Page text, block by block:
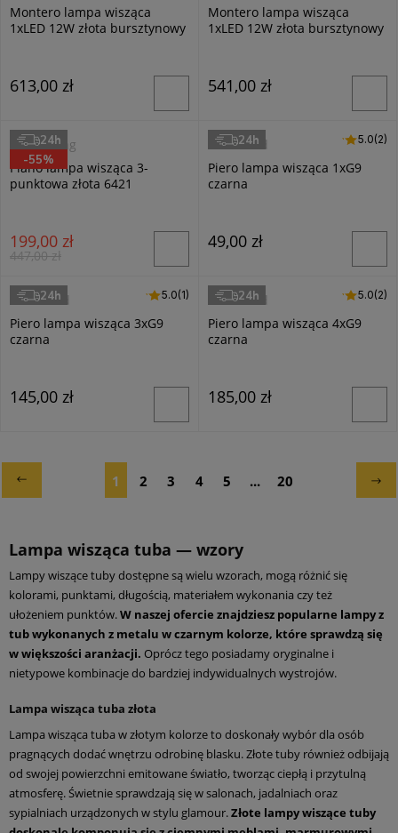
Montero lampa wisząca
1xLED 12W złota bursztynowy
613,00 zł
Montero lampa wisząca
1xLED 12W złota bursztynowy
541,00 zł
TK Lighting
Piano lampa wisząca 3-
punktowa złota 6421
199,00 zł
447,00 zł
24h
-55%
Masterled
Piero lampa wisząca 1xG9
czarna
5.0 (2)
5.0(2)
49,00 zł
24h
Masterled
Piero lampa wisząca 3xG9
czarna
5.0 (1)
5.0(1)
145,00 zł
24h
Masterled
Piero lampa wisząca 4xG9
czarna
5.0 (2)
5.0(2)
185,00 zł
24h
1 2 3 4 5 ... 20
Lampa wisząca tuba — wzory
Lampy wiszące tuby dostępne są wielu wzorach, mogą różnić się
kolorami, punktami, długością, materiałem wykonania czy też
ułożeniem punktów.W naszej ofercie znajdziesz popularne lampy z
tub wykonanych z metalu w czarnym kolorze, które sprawdzą się
w większości aranżacji. Oprócz tego posiadamy oryginalne i
nietypowe kombinacje do bardziej indywidualnych wystrojów.
Lampa wisząca tuba złota
Lampa wisząca tuba w złotym kolorze to doskonały wybór dla osób
pragnących dodać wnętrzu odrobinę blasku. Złote tuby również odbijają
od swojej powierzchni emitowane światło, tworząc ciepłą i przytulną
atmosferę. Świetnie sprawdzają się w salonach, jadalniach oraz
sypialniach urządzonych w stylu glamour.Złote lampy wiszące tuby